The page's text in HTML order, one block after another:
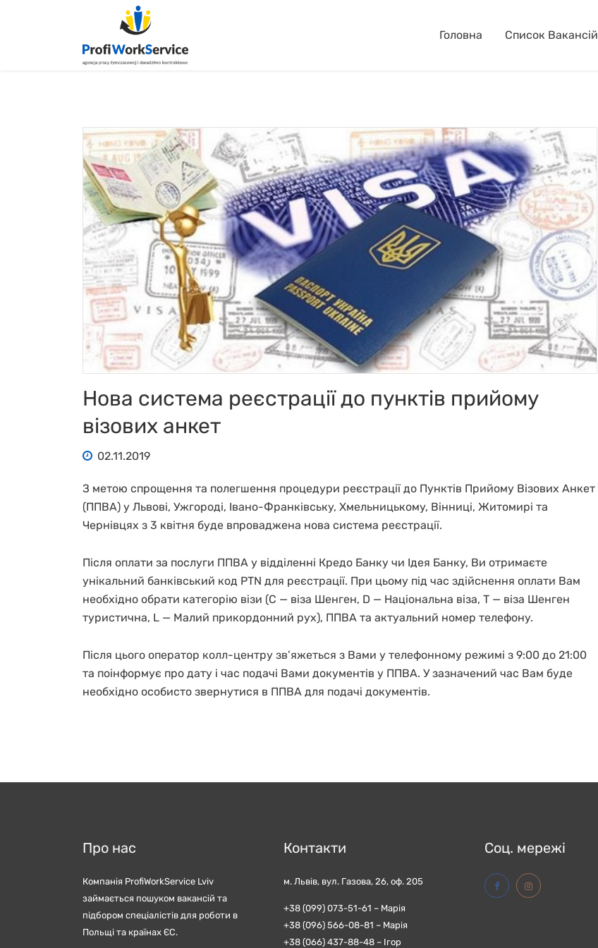
Головна Список Вакансій
Нова система реєстрації до пунктів прийому
візових анкет
02.11.2019
З метою спрощення та полегшення процедури реєстрації до Пунктів Прийому Візових Анкет
(ППВА) у Львові, Ужгороді, Івано-Франківську, Хмельницькому, Вінниці, Житомирі та
Чернівцях з 3 квітня буде впроваджена нова система реєстрації.
Після оплати за послуги ППВА у відділенні Кредо Банку чи Ідея Банку, Ви отримаєте
унікальний банківський код PTN для реєстрації. При цьому під час здійснення оплати Вам
необхідно обрати категорію візи (С — віза Шенген, D — Національна віза, Т — віза Шенген
туристична, L — Малий прикордонний рух), ППВА та актуальний номер телефону.
Після цього оператор колл-центру зв’яжеться з Вами у телефонному режимі з 9:00 до 21:00
та поінформує про дату і час подачі Вами документів у ППВА. У зазначений час Вам буде
необхідно особисто звернутися в ППВА для подачі документів.
Про нас
Компанія ProfiWorkService Lviv
займається пошуком вакансій та
підбором спеціалістів для роботи в
Польщі та країнах ЄС.
Контакти
м. Львів, вул. Газова, 26, оф. 205
+38 (099) 073-51-61 – Марія
+38 (096) 566-08-81 – Марія
+38 (066) 437-88-48 – Iгор
Соц. мережі